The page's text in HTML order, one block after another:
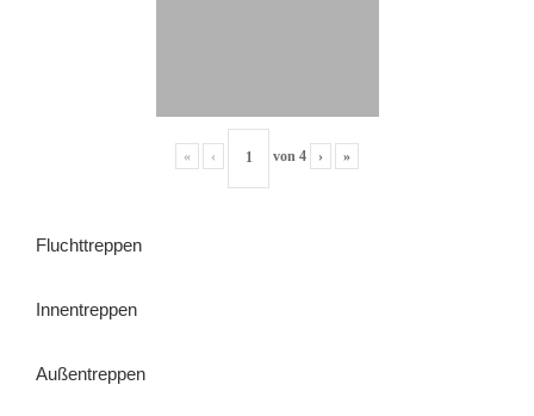
« ‹ von 4 › »
Fluchttreppen
Innentreppen
Außentreppen